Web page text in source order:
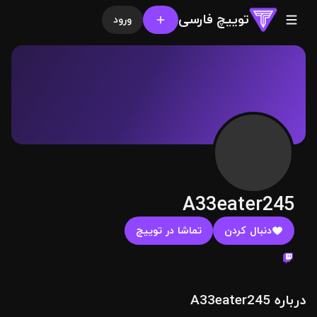
توییچ فارسی ورود
A33eater245
دنبال کردن تماشا در توییچ
درباره A33eater245